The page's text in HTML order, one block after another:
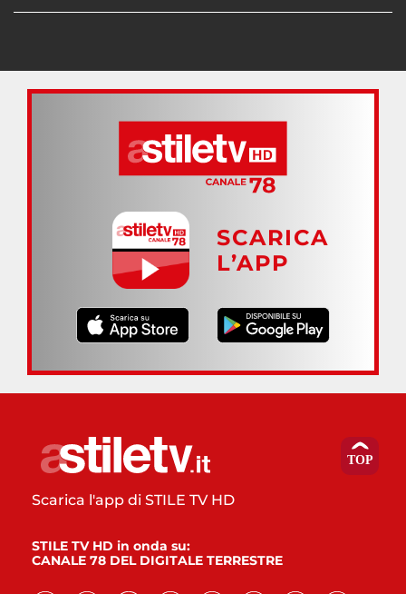
SCARICA
L’APP
Scarica l'app di STILE TV HD
STILE TV HD in onda su:
CANALE 78 DEL DIGITALE TERRESTRE